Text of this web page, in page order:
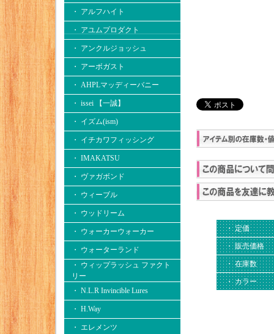
・ アルフハイト
・ アユムプロダクト
・ アンクルジョッシュ
・ アーボガスト
・ AHPLマッディーバニー
・ issei 【一誠】
・ イズム(ism)
・ イチカワフィッシング
・ IMAKATSU
・ ヴァガボンド
・ ウィーブル
・ ウッドリーム
・ ウォーカーウォーカー
・ ウォーターランド
・ ウィップラッシュ ファクト
リー
・ N.L.R Invincible Lures
・ H.Way
・ エレメンツ
・ 定価
・ 販売価格
・ 在庫数
・ カラー